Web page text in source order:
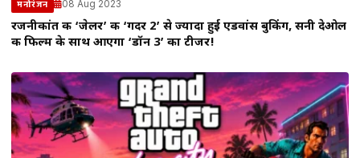
मनोरंजन 08 Aug 2023
रजनीकांत की ‘जेलर’ की ‘गदर 2’ से ज्यादा हुई एडवांस बुकिंग, सनी देओल
की फिल्म के साथ आएगा ‘डॉन 3’ का टीजर!